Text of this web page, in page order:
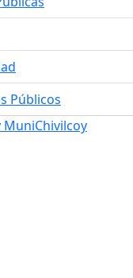
Públicos
MuniChivilcoy